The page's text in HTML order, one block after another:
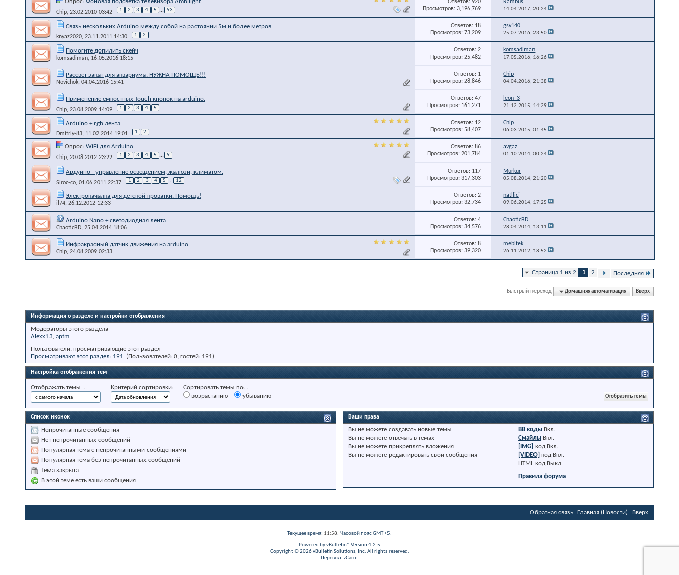
Chip, 23.02.2010 03:42 1 2 3 4 5 ... 93
Ответов: 920
Просмотров: 3,196,769
Rambus
14.04.2017,20:24
Связь нескольких Arduino между собой на растоянии 5м и более метров
knyaz2020, 23.11.2011 14:30 1 2
Ответов: 18
Просмотров: 73,209
gsv140
25.07.2016,23:50
Помогите допилить скейч
komsadiman, 16.05.2016 18:15
Ответов: 2
Просмотров: 25,482
komsadiman
17.05.2016, 16:26
Рассвет закат для аквариума. НУЖНА ПОМОЩЬ!!!
Novichok, 04.04.2016 15:41
Ответов: 1
Просмотров: 28,846
Chip
04.04.2016,21:38
Применение емкостных Touch кнопок на arduino.
Chip, 23.08.2009 14:09 1 2 3 4 5
Ответов: 47
Просмотров: 161,271
leon_3
21.12.2015, 14:29
Arduino + rgb лента
Dmitriy-83, 11.02.2014 19:01 1 2
Ответов: 12
Просмотров: 58,407
Chip
06.03.2015,01:45
Опрос: WiFi для Arduino.
Chip, 20.08.2012 23:22 1 2 3 4 5 ... 9
Ответов: 86
Просмотров: 201,784
avgaz
01.10.2014,00:24
Ардуино - управление освещением, жалюзи, климатом.
Siroc-co, 01.06.2011 22:37 1 2 3 4 5 ... 12
Ответов: 117
Просмотров: 317,303
Murkur
05.08.2014,21:20
Электрокачалка для детской кроватки. Помощь!
il74, 26.12.2012 12:33
Ответов: 2
Просмотров: 32,734
natllicj
09.06.2014, 17:25
Arduino Nano + светодиодная лента
ChaoticBD, 25.04.2014 18:06
Ответов: 4
Просмотров: 34,576
ChaoticBD
28.04.2014, 13:11
Инфракрасный датчик движения на arduino.
Chip, 24.08.2009 02:33
Ответов: 8
Просмотров: 39,320
mebitek
26.11.2012, 18:52
Страница 1 из 2 1 2 Последняя
Быстрый переход Домашняя автоматизация Вверх
Информация о разделе и настройки отображения
Модераторы этого раздела
Alexx13, aptm
Пользователи, просматривающие этот раздел
Просматривают этот раздел: 191. (Пользователей: 0, гостей: 191)
Настройка отображения тем
Отображать темы ... Критерий сортировки:
Сортировать темы по...
возрастанию
убыванию
Список иконок
Непрочитанные сообщения
Нет непрочитанных сообщений
Популярная тема с непрочитанными сообщениями
Популярная тема без непрочитанных сообщений
Тема закрыта
В этой теме есть ваши сообщения
Ваши права
Вы не можете создавать новые темы
Вы не можете отвечать в темах
Вы не можете прикреплять вложения
Вы не можете редактировать свои сообщения
BB коды Вкл.
Смайлы Вкл.
[IMG] код Вкл.
[VIDEO] код Вкл.
HTML код Выкл.
Правила форума
Обратная связь Главная (Новости) Вверх
Текущее время: 11:58. Часовой пояс GMT +5.
Powered byvBulletin® Version 4.2.5
Copyright © 2026 vBulletin Solutions, Inc. All rights reserved.
Перевод: zCarot